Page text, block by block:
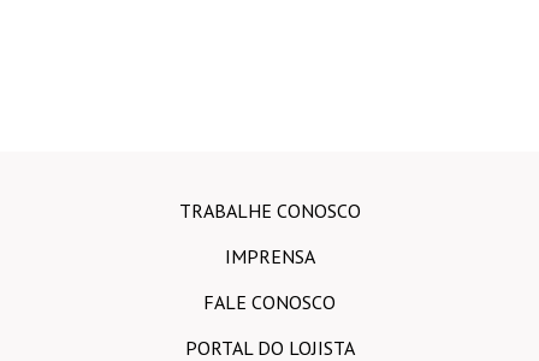
TRABALHE CONOSCO
IMPRENSA
FALE CONOSCO
PORTAL DO LOJISTA